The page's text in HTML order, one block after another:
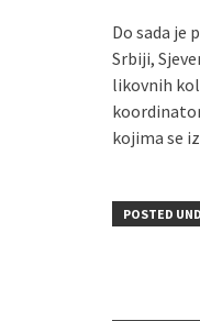
Do sada je
Srbiji,
likovnih
kojima se
POSTED